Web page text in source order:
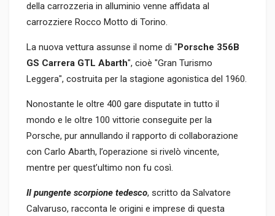
della carrozzeria in alluminio venne affidata al
carrozziere Rocco Motto di Torino.
La nuova vettura assunse il nome di "Porsche 356B
GS Carrera GTL Abarth", cioè "Gran Turismo
Leggera", costruita per la stagione agonistica del 1960.
Nonostante le oltre 400 gare disputate in tutto il
mondo e le oltre 100 vittorie conseguite per la
Porsche, pur annullando il rapporto di collaborazione
con Carlo Abarth, l’operazione si rivelò vincente,
mentre per quest’ultimo non fu così.
Il pungente scorpione tedesco, scritto da Salvatore
Calvaruso, racconta le origini e imprese di questa